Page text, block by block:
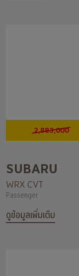
2,883,000
SUBARU
WRX CVT
Passenger
ดูข้อมูลเพิ่มเติม